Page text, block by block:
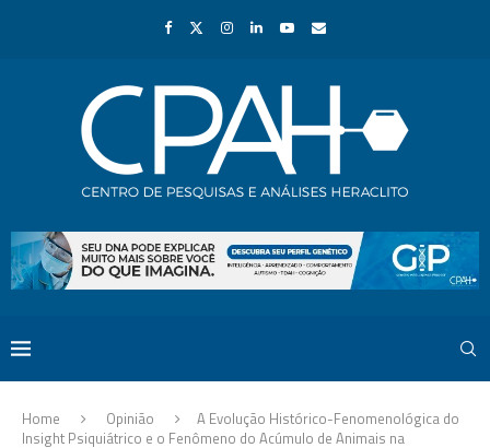
Home Opinião
A Evolução Histórico-Fenomenológica do
Insight Psiquiátrico e o Fenômeno do Acúmulo de Animais na